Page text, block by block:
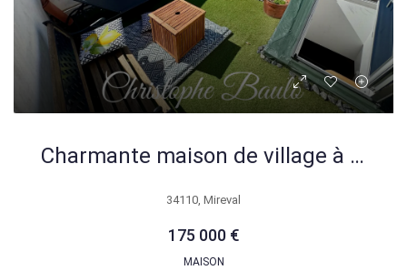
Charmante maison de village à Mireval avec terrasse sans vis-à-vis
34110, Mireval
175 000 €
MAISON